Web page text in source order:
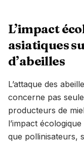
L’impact
asiatiques
d’abeilles
L’attaque des
concerne pas
producteurs de
l’impact
que pollinisateurs,